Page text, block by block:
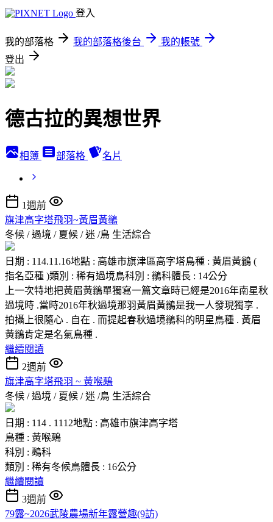
登入
我的部落格 我的部落格後台
我的帳號
登出
德古拉的異想世界
相簿 部落格 名片
1週前
旗津高字塔飛羽~黃眉黃鶲
冬候 / 過境 / 夏候 / 迷 /鳥 生活綜合
日期 : 114.11.16地點 : 高雄市旗津區高字塔鳥種 : 黃眉黃鶲 (
指名亞種 )類別 : 稀有過境鳥科別 : 鶲科體長 : 14公分
上一次特地把黃眉黃鶲單獨寫一篇文章時已經是2016年南星秋
過境時 .當時2016年秋過境那羽黃眉黃鶲是我一人發現獨享 .
拍攝上很隨心 . 自在 . 而提起春秋過境鶲科的明星鳥種 . 黃眉
黃鶲肯定是名氣鳥種 .
繼續閱讀
2週前
旗津高字塔飛羽 ~ 黃喉鵐
冬候 / 過境 / 夏候 / 迷 /鳥 生活綜合
日期 : 114 . 1112地點 : 高雄市旗津高字塔
鳥種 : 黃喉鵐
科別 : 鵐科
類別 : 稀有冬候鳥體長 : 16公分
繼續閱讀
3週前
79露~2026武陵農場新年露營趣(9訪)